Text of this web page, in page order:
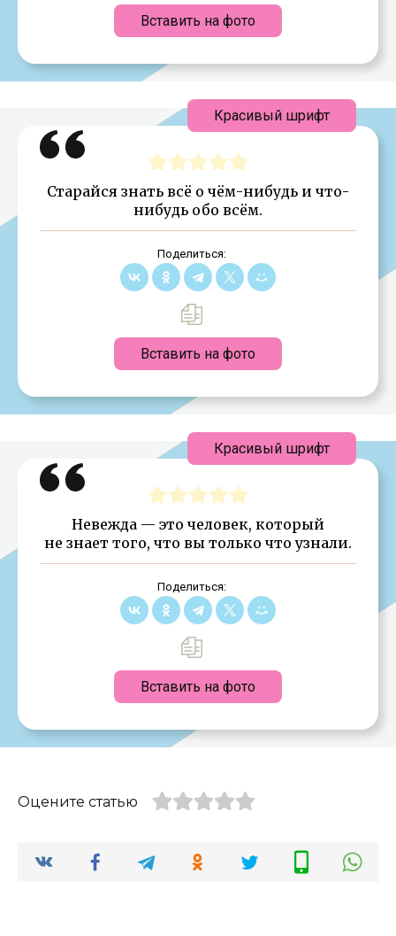
Вставить на фото
Старайся знать всё о чём-нибудь и что-
нибудь обо всём.
Поделиться:
Вставить на фото
Красивый шрифт
Невежда — это человек, который
не знает того, что вы только что узнали.
Поделиться:
Вставить на фото
Красивый шрифт
Оцените статью